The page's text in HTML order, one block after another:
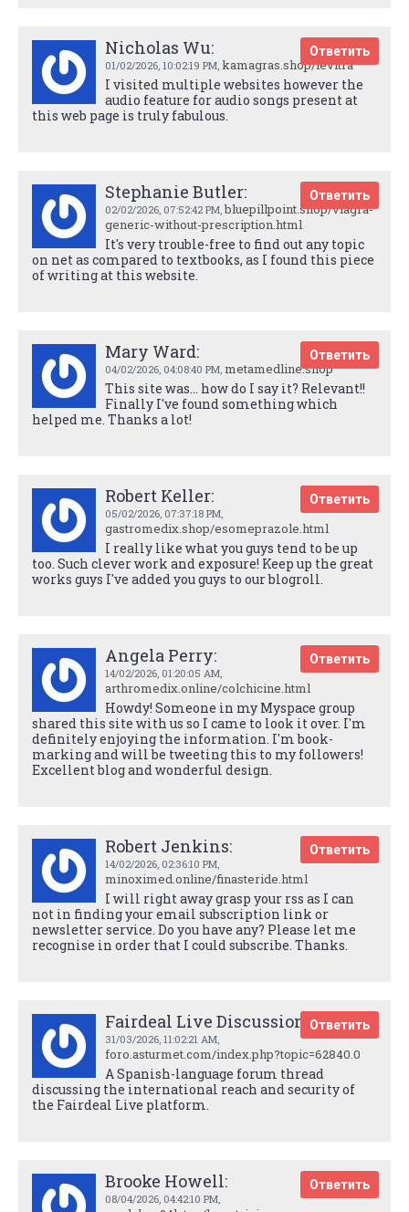
Nicholas Wu:
01/02/2026, 10:02:19 PM, kamagras.shop/levitra
Ответить
I visited multiple websites however the
audio feature for audio songs present at
this web page is truly fabulous.
Stephanie Butler:
02/02/2026, 07:52:42 PM,bluepillpoint.shop/viagra-
generic-without-prescription.html
Ответить
It's very trouble-free to find out any topic
on net as compared to textbooks, as I found this piece
of writing at this website.
Mary Ward:
04/02/2026, 04:08:40 PM, metamedline.shop
Ответить
This site was... how do I say it? Relevant!!
Finally I've found something which
helped me. Thanks a lot!
Robert Keller:
05/02/2026, 07:37:18 PM,
gastromedix.shop/esomeprazole.html
Ответить
I really like what you guys tend to be up
too. Such clever work and exposure! Keep up the great
works guys I've added you guys to our blogroll.
Angela Perry:
14/02/2026, 01:20:05 AM,
arthromedix.online/colchicine.html
Ответить
Howdy! Someone in my Myspace group
shared this site with us so I came to look it over. I'm
definitely enjoying the information. I'm book-
marking and will be tweeting this to my followers!
Excellent blog and wonderful design.
Robert Jenkins:
14/02/2026, 02:36:10 PM,
minoximed.online/finasteride.html
Ответить
I will right away grasp your rss as I can
not in finding your email subscription link or
newsletter service. Do you have any? Please let me
recognise in order that I could subscribe. Thanks.
Fairdeal Live Discussion:
31/03/2026, 11:02:21 AM,
foro.asturmet.com/index.php?topic=62840.0
Ответить
A Spanish-language forum thread
discussing the international reach and security of
the Fairdeal Live platform.
Brooke Howell:
08/04/2026, 04:42:10 PM,
Ответить